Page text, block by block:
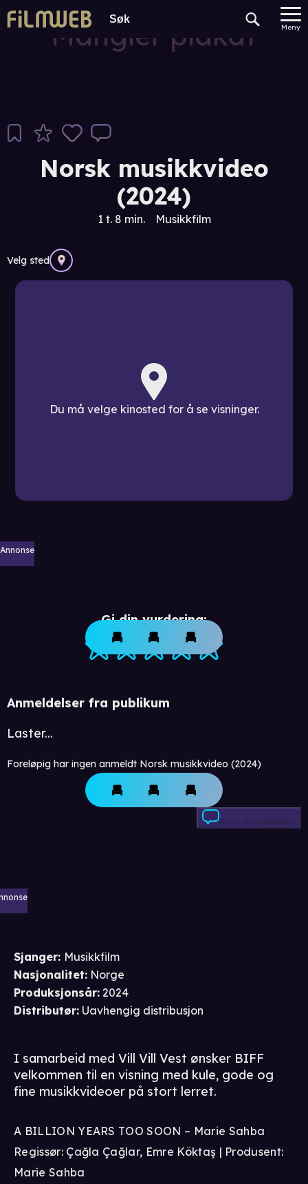
Meny
Mangler plakat
Norsk musikkvideo
(2024)
1 t. 8 min. Musikkfilm
Velg sted
Du må velge kinosted for å se visninger.
Annonse
Gi din vurdering:
Anmeldelser fra publikum
Laster...
Foreløpig har ingen anmeldt Norsk musikkvideo (2024)
Skriv anmeldelse
Sjanger: Musikkfilm
Nasjonalitet: Norge
Produksjonsår: 2024
Distributør: Uavhengig distribusjon
I samarbeid med Vill Vill Vest ønsker BIFF
velkommen til en visning med kule, gode og
fine musikkvideoer på stort lerret.
A BILLION YEARS TOO SOON – Marie Sahba
Regissør: Çağla Çağlar, Emre Köktaş | Produsent:
Marie Sahba